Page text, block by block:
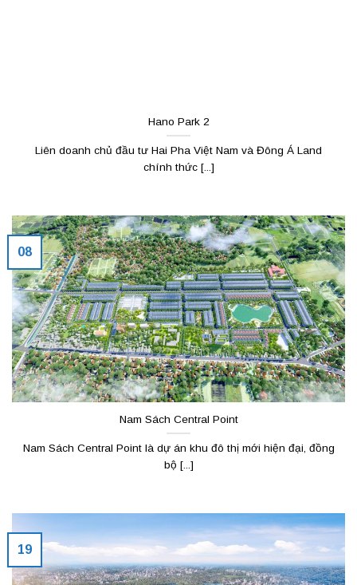
Hano Park 2
Liên doanh chủ đầu tư Hai Pha Việt Nam và Đông Á Land
chính thức [...]
Nam Sách Central Point
Nam Sách Central Point là dự án khu đô thị mới hiện đại, đồng
bộ [...]
08
19